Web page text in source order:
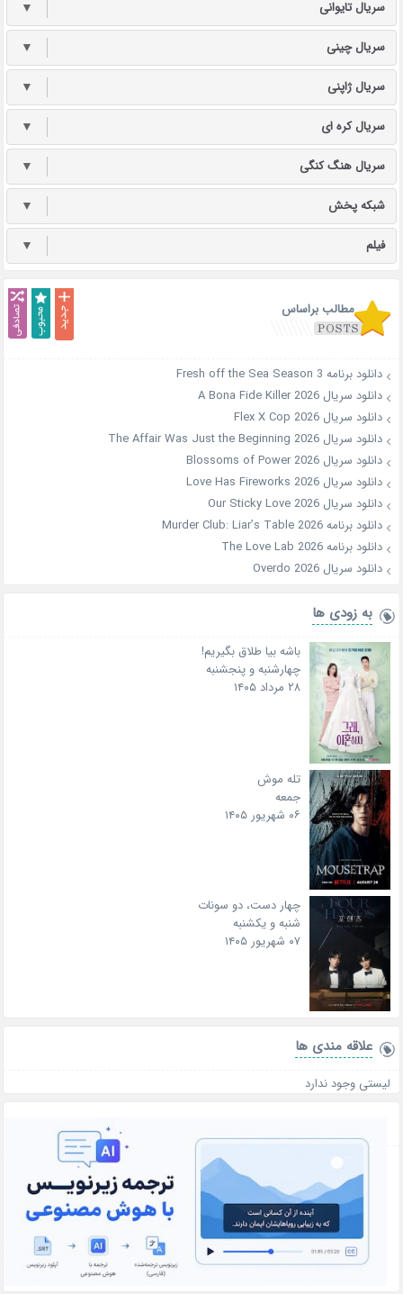
سریال تایوانی ▼
سریال چینی ▼
سریال ژاپنی ▼
سریال کره ای ▼
سریال هنگ کنگی ▼
شبکه پخش ▼
فیلم ▼
مطالب براساس
دانلود برنامه Fresh off the Sea Season 3
دانلود سریال A Bona Fide Killer 2026
دانلود سریال Flex X Cop 2026
دانلود سریال The Affair Was Just the Beginning 2026
دانلود سریال Blossoms of Power 2026
دانلود سریال Love Has Fireworks 2026
دانلود سریال Our Sticky Love 2026
دانلود برنامه Murder Club: Liar’s Table 2026
دانلود برنامه The Love Lab 2026
دانلود سریال Overdo 2026
به زودی ها
باشه بیا طلاق بگیریم!
چهارشنبه و پنجشنبه
۲۸ مرداد ۱۴۰۵
تله موش
جمعه
۰۶ شهریور ۱۴۰۵
چهار دست، دو سونات
شنبه و یکشنبه
۰۷ شهریور ۱۴۰۵
علاقه‌ مندی ها
لیستی وجود ندارد